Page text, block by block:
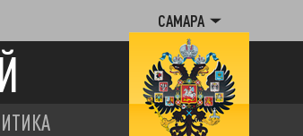
САМАРА